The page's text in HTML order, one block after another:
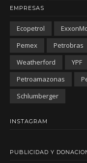
EMPRESAS
Ecopetrol
Pemex
Petrobras
Weatherford
YPF
Petroamazonas
Schlumberger
INSTAGRAM
PUBLICIDAD Y